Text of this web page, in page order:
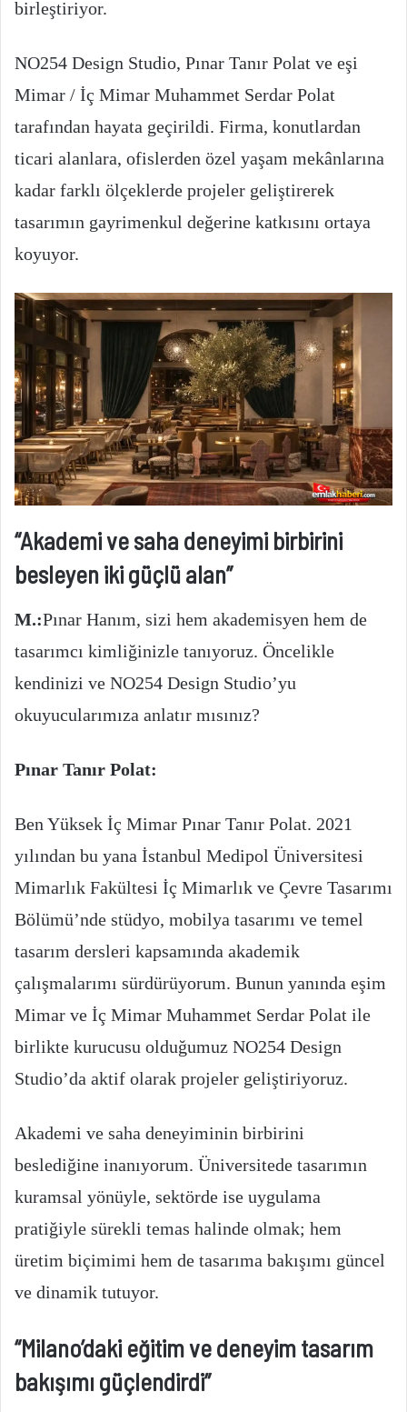
birleştiriyor.
NO254 Design Studio, Pınar Tanır Polat ve eşi
Mimar / İç Mimar Muhammet Serdar Polat
tarafından hayata geçirildi. Firma, konutlardan
ticari alanlara, ofislerden özel yaşam mekânlarına
kadar farklı ölçeklerde projeler geliştirerek
tasarımın gayrimenkul değerine katkısını ortaya
koyuyor.
“Akademi ve saha deneyimi birbirini
besleyen iki güçlü alan”
M.:Pınar Hanım, sizi hem akademisyen hem de
tasarımcı kimliğinizle tanıyoruz. Öncelikle
kendinizi ve NO254 Design Studio’yu
okuyucularımıza anlatır mısınız?
Pınar Tanır Polat:
Ben Yüksek İç Mimar Pınar Tanır Polat. 2021
yılından bu yana İstanbul Medipol Üniversitesi
Mimarlık Fakültesi İç Mimarlık ve Çevre Tasarımı
Bölümü’nde stüdyo, mobilya tasarımı ve temel
tasarım dersleri kapsamında akademik
çalışmalarımı sürdürüyorum. Bunun yanında eşim
Mimar ve İç Mimar Muhammet Serdar Polat ile
birlikte kurucusu olduğumuz NO254 Design
Studio’da aktif olarak projeler geliştiriyoruz.
Akademi ve saha deneyiminin birbirini
beslediğine inanıyorum. Üniversitede tasarımın
kuramsal yönüyle, sektörde ise uygulama
pratiğiyle sürekli temas halinde olmak; hem
üretim biçimimi hem de tasarıma bakışımı güncel
ve dinamik tutuyor.
“Milano’daki eğitim ve deneyim tasarım
bakışımı güçlendirdi”